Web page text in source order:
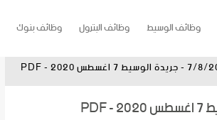
وظائف الوسيط وظائف البترول وظائف بنوك